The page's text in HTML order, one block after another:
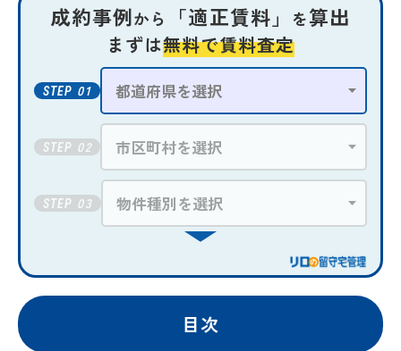
成約事例から 「適正賃料」 を算出
まずは無料で賃料査定
STEP 01
STEP 02
STEP 03
目次